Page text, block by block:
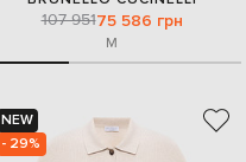
107 95175 586 грн
M
NEW
- 29%